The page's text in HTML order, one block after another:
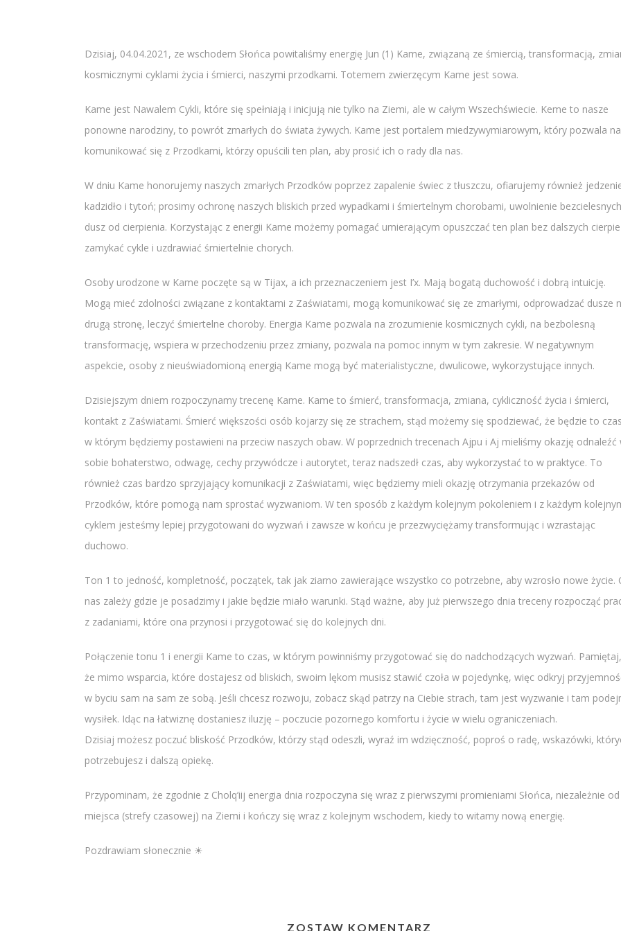
Dzisiaj, 04.04.2021, ze wschodem Słońca powitaliśmy energię Jun (1) Kame, związaną ze śmiercią, transformacją,
kosmicznymi cyklami życia i śmierci, naszymi przodkami. Totemem zwierzęcym Kame jest sowa.
Kame jest Nawalem Cykli, które się spełniają i inicjują nie tylko na Ziemi, ale w całym Wszechświecie. Keme to nasze
ponowne narodziny, to powrót zmarłych do świata żywych. Kame jest portalem miedzywymiarowym, który pozwala
komunikować się z Przodkami, którzy opuścili ten plan, aby prosić ich o rady dla nas.
W dniu Kame honorujemy naszych zmarłych Przodków poprzez zapalenie świec z tłuszczu, ofiarujemy również
kadzidło i tytoń; prosimy ochronę naszych bliskich przed wypadkami i śmiertelnym chorobami, uwolnienie bezcielesnych
dusz od cierpienia. Korzystając z energii Kame możemy pomagać umierającym opuszczać ten plan bez dalszych
zamykać cykle i uzdrawiać śmiertelnie chorych.
Osoby urodzone w Kame poczęte są w Tijax, a ich przeznaczeniem jest I’x. Mają bogatą duchowość i dobrą intuicję.
Mogą mieć zdolności związane z kontaktami z Zaświatami, mogą komunikować się ze zmarłymi, odprowadzać dusze
drugą stronę, leczyć śmiertelne choroby. Energia Kame pozwala na zrozumienie kosmicznych cykli, na bezbolesną
transformację, wspiera w przechodzeniu przez zmiany, pozwala na pomoc innym w tym zakresie. W negatywnym
aspekcie, osoby z nieuświadomioną energią Kame mogą być materialistyczne, dwulicowe, wykorzystujące innych.
Dzisiejszym dniem rozpoczynamy trecenę Kame. Kame to śmierć, transformacja, zmiana, cykliczność życia i śmierci,
kontakt z Zaświatami. Śmierć większości osób kojarzy się ze strachem, stąd możemy się spodziewać, że będzie to
w którym będziemy postawieni na przeciw naszych obaw. W poprzednich trecenach Ajpu i Aj mieliśmy okazję odnaleźć
sobie bohaterstwo, odwagę, cechy przywódcze i autorytet, teraz nadszedł czas, aby wykorzystać to w praktyce. To
również czas bardzo sprzyjający komunikacji z Zaświatami, więc będziemy mieli okazję otrzymania przekazów od
Przodków, które pomogą nam sprostać wyzwaniom. W ten sposób z każdym kolejnym pokoleniem i z każdym
cyklem jesteśmy lepiej przygotowani do wyzwań i zawsze w końcu je przezwyciężamy transformując i wzrastając
duchowo.
Ton 1 to jedność, kompletność, początek, tak jak ziarno zawierające wszystko co potrzebne, aby wzrosło nowe życie.
nas zależy gdzie je posadzimy i jakie będzie miało warunki. Stąd ważne, aby już pierwszego dnia treceny rozpocząć
z zadaniami, które ona przynosi i przygotować się do kolejnych dni.
Połączenie tonu 1 i energii Kame to czas, w którym powinniśmy przygotować się do nadchodzących wyzwań. Pamiętaj,
że mimo wsparcia, które dostajesz od bliskich, swoim lękom musisz stawić czoła w pojedynkę, więc odkryj
w byciu sam na sam ze sobą. Jeśli chcesz rozwoju, zobacz skąd patrzy na Ciebie strach, tam jest wyzwanie i tam
wysiłek. Idąc na łatwiznę dostaniesz iluzję – poczucie pozornego komfortu i życie w wielu ograniczeniach.
Dzisiaj możesz poczuć bliskość Przodków, którzy stąd odeszli, wyraź im wdzięczność, poproś o radę, wskazówki,
potrzebujesz i dalszą opiekę.
Przypominam, że zgodnie z Cholq’iij energia dnia rozpoczyna się wraz z pierwszymi promieniami Słońca, niezależnie od
miejsca (strefy czasowej) na Ziemi i kończy się wraz z kolejnym wschodem, kiedy to witamy nową energię.
Pozdrawiam słonecznie ☀
ZOSTAW KOMENTARZ